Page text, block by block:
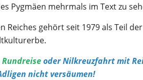
Pygmäen mehrmals im Text zu
gehört seit 1979 als Teil der
oder Nilkreuzfahrt mit
nicht versäumen!